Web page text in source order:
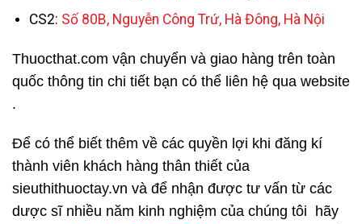
CS2: Số 80B, Nguyễn Công Trứ, Hà Đông, Hà Nội
Thuocthat.com vận chuyển và giao hàng trên toàn
quốc thông tin chi tiết bạn có thể liên hệ qua website
.
Để có thể biết thêm về các quyền lợi khi đăng kí
thành viên khách hàng thân thiết của
sieuthithuoctay.vn và để nhận được tư vấn từ các
dược sĩ nhiều năm kinh nghiệm của chúng tôi hãy